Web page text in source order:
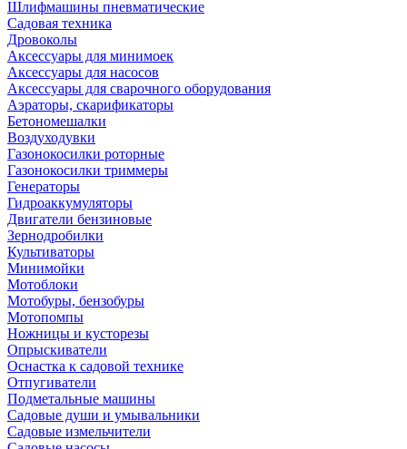
Шлифмашины пневматические
Садовая техника
Дровоколы
Аксессуары для минимоек
Аксессуары для насосов
Аксессуары для сварочного оборудования
Аэраторы, скарификаторы
Бетономешалки
Воздуходувки
Газонокосилки роторные
Газонокосилки триммеры
Генераторы
Гидроаккумуляторы
Двигатели бензиновые
Зернодробилки
Культиваторы
Минимойки
Мотоблоки
Мотобуры, бензобуры
Мотопомпы
Ножницы и кусторезы
Опрыскиватели
Оснастка к садовой технике
Отпугиватели
Подметальные машины
Садовые души и умывальники
Садовые измельчители